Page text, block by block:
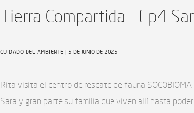
Tierra Compartida - Ep4
CUIDADO DEL AMBIENTE | 5 DE JUNIO DE 2025
Rita visita el centro de rescate de fauna
Sara y gran parte su familia que viven allí hasta